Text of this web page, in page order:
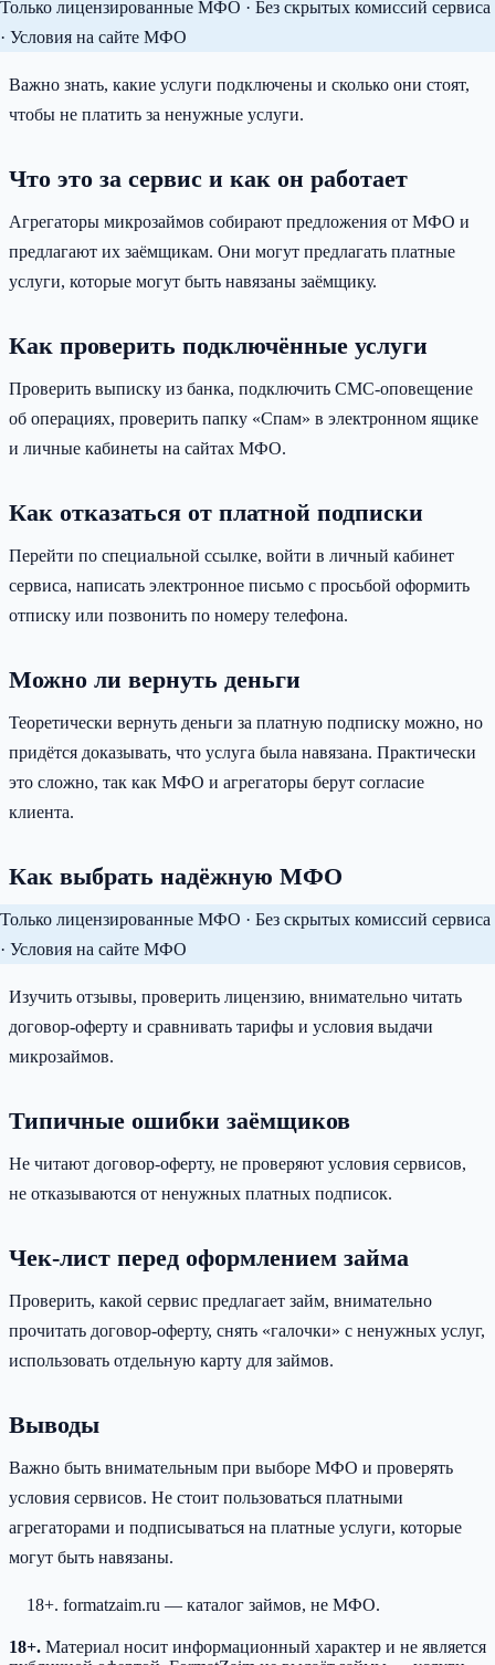
Только лицензированные МФО · Без скрытых комиссий сервиса
· Условия на сайте МФО
Важно знать, какие услуги подключены и сколько они стоят,
чтобы не платить за ненужные услуги.
Что это за сервис и как он работает
Агрегаторы микрозаймов собирают предложения от МФО и
предлагают их заёмщикам. Они могут предлагать платные
услуги, которые могут быть навязаны заёмщику.
Как проверить подключённые услуги
Проверить выписку из банка, подключить СМС-оповещение
об операциях, проверить папку «Спам» в электронном ящике
и личные кабинеты на сайтах МФО.
Как отказаться от платной подписки
Перейти по специальной ссылке, войти в личный кабинет
сервиса, написать электронное письмо с просьбой оформить
отписку или позвонить по номеру телефона.
Можно ли вернуть деньги
Теоретически вернуть деньги за платную подписку можно, но
придётся доказывать, что услуга была навязана. Практически
это сложно, так как МФО и агрегаторы берут согласие
клиента.
Как выбрать надёжную МФО
Только лицензированные МФО · Без скрытых комиссий сервиса
· Условия на сайте МФО
Изучить отзывы, проверить лицензию, внимательно читать
договор-оферту и сравнивать тарифы и условия выдачи
микрозаймов.
Типичные ошибки заёмщиков
Не читают договор-оферту, не проверяют условия сервисов,
не отказываются от ненужных платных подписок.
Чек-лист перед оформлением займа
Проверить, какой сервис предлагает займ, внимательно
прочитать договор-оферту, снять «галочки» с ненужных услуг,
использовать отдельную карту для займов.
Выводы
Важно быть внимательным при выборе МФО и проверять
условия сервисов. Не стоит пользоваться платными
агрегаторами и подписываться на платные услуги, которые
могут быть навязаны.
18+. formatzaim.ru — каталог займов, не МФО.
18+. Материал носит информационный характер и не является